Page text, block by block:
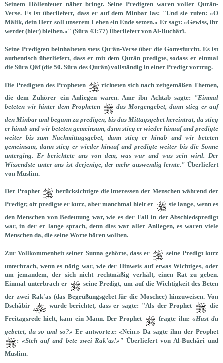
Seinem Höllenfeuer näher bringt. Seine Predigten waren voller Qurân-
Verse. Es ist überliefert, dass er auf dem Minbar las: "Und sie rufen: «O
Mâlik, dein Herr soll unserem Leben ein Ende setzen.» Er sagt: «Gewiss, ihr
werdet (hier) bleiben.»" (Sûra 43:77) Überliefert von Al-Buchârî.
Seine Predigten beinhalteten stets Qurân-Verse über die Gottesfurcht. Es ist
authentisch überliefert, dass er mit dem Qurân predigte, sodass er einmal
die Sûra Qâf (die 50. Sûra des Qurân) vollständig in einer Predigt vortrug.
Die Predigten des Propheten
richteten sich nach zeitgemäßen Themen,
die dem Zuhörer ein Anliegen waren. Amr ibn Achtab sagte:
"Einmal
beteten wir hinter dem Propheten
das Morgengebet, dann stieg er auf
den Minbar und begann zu predigen, bis das Mittagsgebet hereintrat, da stieg
er hinab und wir beteten gemeinsam, dann stieg er wieder hinauf und predigte
weiter bis zum Nachmittagsgebet, dann stieg er hinab und wir beteten
gemeinsam, dann stieg er wieder hinauf und predigte weiter bis die Sonne
unterging. Er berichtete uns von dem, was war und was sein wird. Der
Wissendste unter uns ist derjenige, der mehr auswendig lernte." Überliefert
von Muslim.
Der Prophet
berücksichtigte die Interessen der Menschen während der
Predigt; oft predigte er kurz, aber manchmal hielt er
sie lange, wenn es
den Menschen von Bedeutung war, wie es der Fall in der Abschiedspredigt
war, in der er lange sprach, denn dies war aller Anliegen, es waren viele
Menschen da, die seine Worte hören wollten.
Zur Vollkommenheit seiner Sunna gehörte, dass er
seine Predigt kurz
unterbrach, wenn es nötig war, wie der Hinweis auf etwas Wichtiges, oder
um jemandem, der sich nicht rechtmäßig verhält, einen Rat zu geben.
Einmal unterbrach er
seine Predigt, um auf die Wichtigkeit des Beten
der zwei Rak'as (das Begrüßungsgebet für die Moschee) hinzuweisen. Von
Dschâbir
wurde berichtet, dass er sagte: "Als der Prophet
die
Freitagsrede hielt, kam ein Mann. Der Prophet
fragte ihn: «Hast du
gebetet, du so und so?» Er antwortete: «Nein.» Da sagte ihm der Prophet
: «Steh auf und bete zwei Rak'as!»" Überliefert von Al-Buchârî und
Muslim.